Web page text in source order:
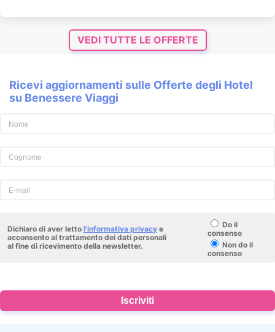
VEDI TUTTE LE OFFERTE
Ricevi aggiornamenti sulle Offerte degli Hotel
su Benessere Viaggi
Dichiaro di aver letto l'informativa privacy e
acconsento al trattamento dei dati personali
al fine di ricevimento della newsletter.
Do il
consenso
Non do il
consenso
Iscriviti